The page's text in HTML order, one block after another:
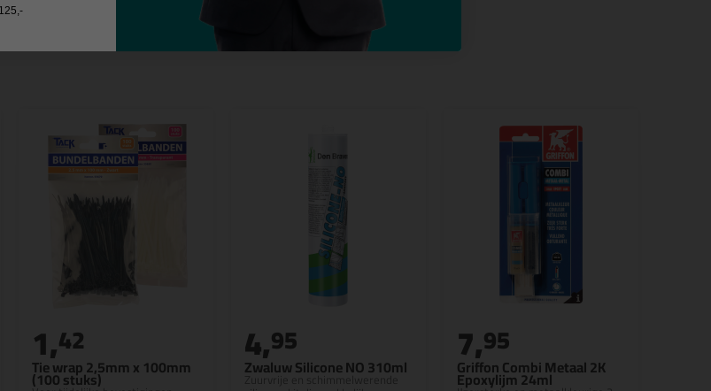
Tie wrap 2,5mm x 100mm
(100 stuks)
1,42
Zwaluw Silicone NO 310ml
Zuurvrije en schimmelwerende
4,95
Griffon Combi Metaal 2K
Epoxylijm 24ml
7,95